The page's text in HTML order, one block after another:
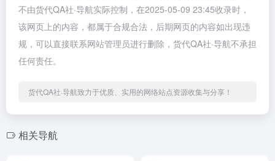
不由货代QA社·导航实际控制，在2025-05-09 23:45收录时，
该网页上的内容，都属于合规合法，后期网页的内容如出现违
规，可以直接联系网站管理员进行删除，货代QA社·导航不承担
任何责任。
货代QA社·导航致力于优质、实用的网络站点资源收集与分享！
相关导航